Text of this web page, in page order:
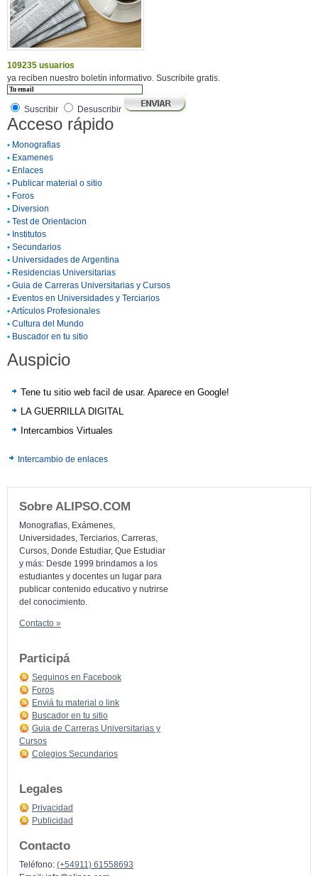
109235 usuarios
ya reciben nuestro boletín informativo. Suscribite gratis.
Suscribir Desuscribir
Acceso rápido
• Monografias
• Examenes
• Enlaces
• Publicar material o sitio
• Foros
• Diversion
• Test de Orientacion
• Institutos
• Secundarios
• Universidades de Argentina
• Residencias Universitarias
• Guia de Carreras Universitarias y Cursos
• Eventos en Universidades y Terciarios
•Artículos Profesionales
• Cultura del Mundo
• Buscador en tu sitio
Auspicio
Tene tu sitio web facil de usar. Aparece en Google!
LA GUERRILLA DIGITAL
Intercambios Virtuales
Intercambio de enlaces
Sobre ALIPSO.COM
Monografias, Exámenes,
Universidades, Terciarios, Carreras,
Cursos, Donde Estudiar, Que Estudiar
y más: Desde 1999 brindamos a los
estudiantes y docentes un lugar para
publicar contenido educativo y nutrirse
del conocimiento.
Contacto »
Participá
Seguinos en Facebook
Foros
Enviá tu material o link
Buscador en tu sitio
Guia de Carreras Universitarias y
Cursos
Colegios Secundarios
Legales
Privacidad
Publicidad
Contacto
Teléfono: (+54911) 61558693